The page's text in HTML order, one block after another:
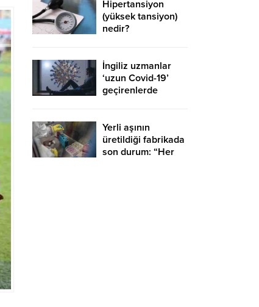
Hipertansiyon
(yüksek tansiyon)
nedir?
İngiliz uzmanlar
‘uzun Covid-19’
geçirenlerde
çekti
Yerli aşının
üretildiği fabrikada
son durum: “Her